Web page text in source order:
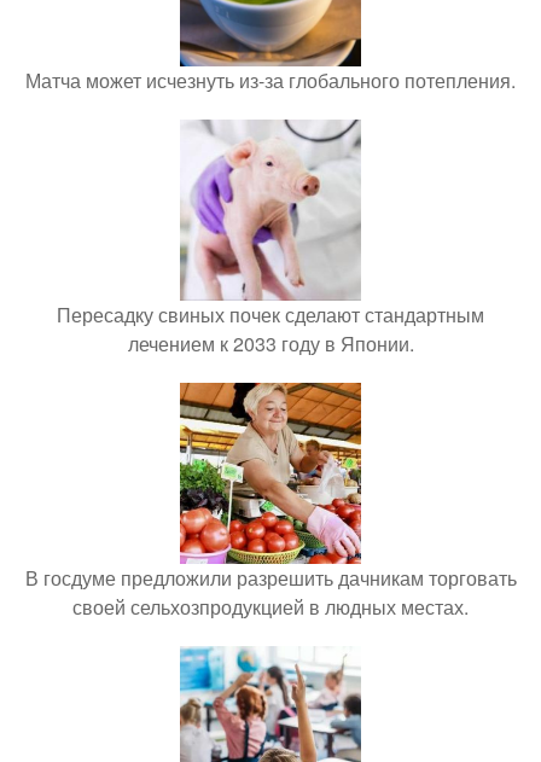
Матча может исчезнуть из-за глобального потепления.
Пересадку свиных почек сделают стандартным
лечением к 2033 году в Японии.
В госдуме предложили разрешить дачникам торговать
своей сельхозпродукцией в людных местах.